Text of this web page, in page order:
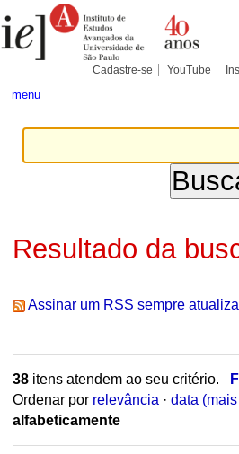
para
conteúdo.
Pessoais
Cadastre-se YouTube
menu
Resultado da
Assinar um RSS sempre
38itens atendem ao seu critério.
Ordenar por relevância · data
alfabeticamente